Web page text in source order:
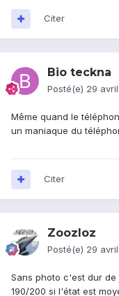
Citer
Bio teckna
Posté(e) 29
Même quand le
un maniaque du
Citer
Zoozloz
Posté(e) 29
Sans photo c'est dur de
190/200 si l'état est